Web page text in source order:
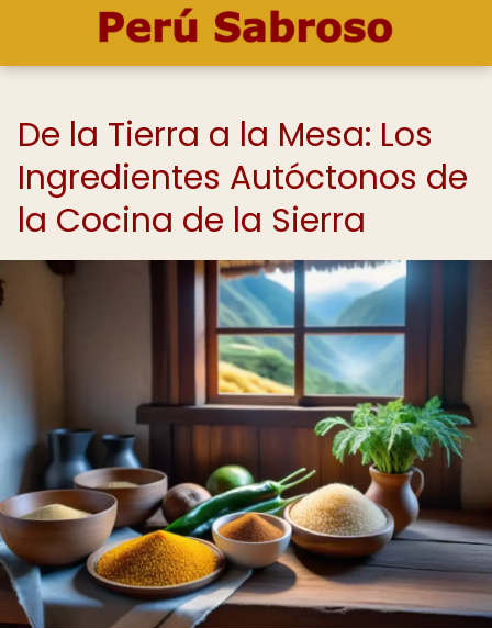
De la Tierra a la Mesa: Los
Ingredientes Autóctonos de
la Cocina de la Sierra